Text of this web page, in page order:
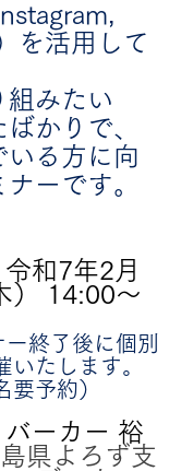
，
を活用して
組みたい
かりで、
いる方に向
ーです。
令和7年2月
） 14:00～
ー終了後に個別
いたします。
要予約）
バーカー 裕
県よろず支